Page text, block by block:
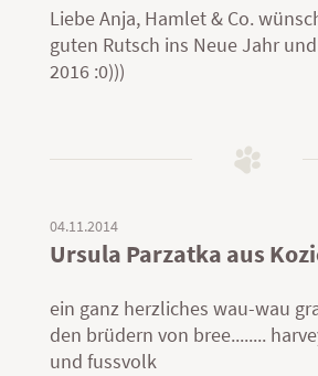
Liebe Anja, Hamlet & Co.
guten Rutsch ins Neue Jahr
2016 :0)))
04.11.2014
Ursula Parzatka aus
ein ganz herzliches wau-wau
den brüdern von bree........
und fussvolk